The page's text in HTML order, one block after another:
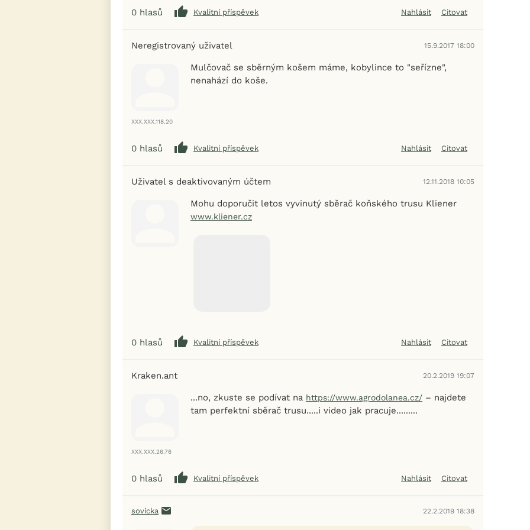
0 hlasů Kvalitní příspěvek Nahlásit Citovat
Neregistrovaný uživatel 15.9.2017 18:00
XXX.XXX.118.20
Mulčovač se sběrným košem máme, kobylince to "seřízne",
nenahází do koše.
0 hlasů Kvalitní příspěvek Nahlásit Citovat
Uživatel s deaktivovaným účtem 12.11.2018 10:05
Mohu doporučit letos vyvinutý sběrač koňského trusu Kliener
www.kliener.cz
0 hlasů Kvalitní příspěvek Nahlásit Citovat
Kraken.ant 20.2.2019 19:07
XXX.XXX.26.76
...no, zkuste se podívat na https://www.agrodolanea.cz/ – najdete
tam perfektní sběrač trusu.....i video jak pracuje.........
0 hlasů Kvalitní příspěvek Nahlásit Citovat
sovicka 22.2.2019 18:38